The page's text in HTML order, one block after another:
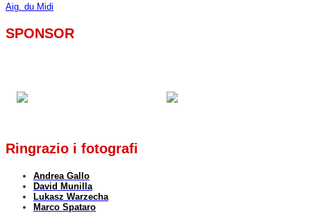
Aig. du Midi
SPONSOR
Ringrazio i fotografi
Andrea Gallo
David Munilla
Lukasz Warzecha
Marco Spataro